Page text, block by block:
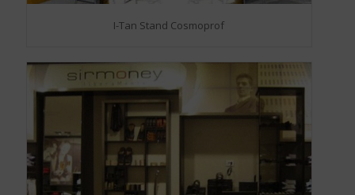
I-Tan Stand Cosmoprof